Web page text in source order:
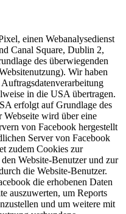
einen Webanalysedienst
Canal Square, Dublin 2,
des überwiegenden
Wir haben
in die USA übertragen.
erfolgt auf Grundlage des
wird über eine
von Facebook hergestellt
Server von Facebook
zudem Cookies zur
Website-Benutzer und zur
die Website-Benutzer.
die erhobenen Daten
auszuwerten, um Reports
und um weitere mit